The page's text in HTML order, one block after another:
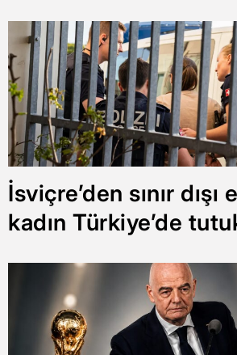
İsviçre’den sınır dışı
kadın Türkiye’de